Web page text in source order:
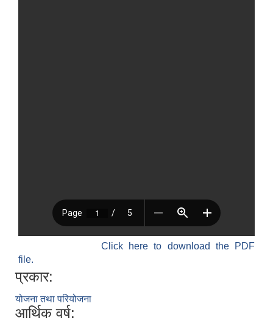
Click here to download the PDF
file.
प्रकार:
योजना तथा परियोजना
आर्थिक वर्ष: